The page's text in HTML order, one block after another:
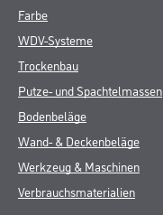
Farbe
WDV-Systeme
Trockenbau
Putze- und Spachtelmassen
Bodenbeläge
Wand- & Deckenbeläge
Werkzeug & Maschinen
Verbrauchsmaterialien